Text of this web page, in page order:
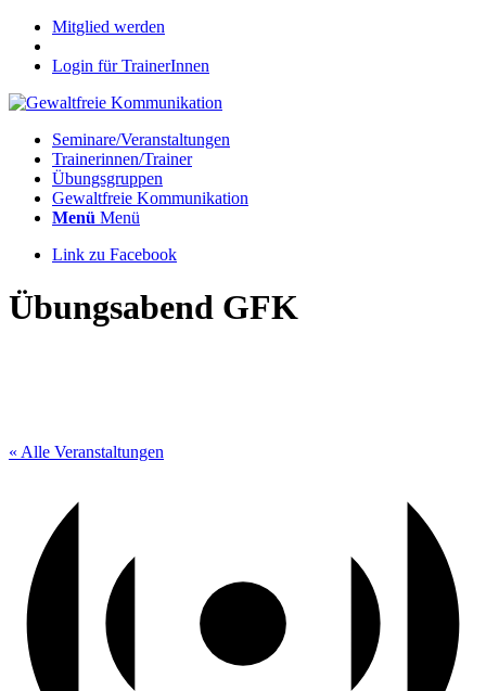
Mitglied werden
Login für TrainerInnen
Seminare/Veranstaltungen
Trainerinnen/Trainer
Übungsgruppen
Gewaltfreie Kommunikation
Menü Menü
Link zu Facebook
Übungsabend GFK
« Alle Veranstaltungen